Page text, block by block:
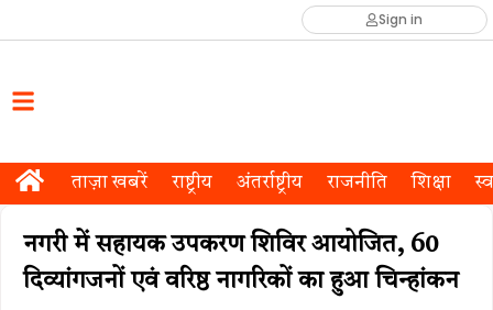
Sign in
ताज़ा खबरें राष्ट्रीय अंतर्राष्ट्रीय राजनीति शिक्षा
नगरी में सहायक उपकरण शिविर आयोजित, 60
दिव्यांगजनों एवं वरिष्ठ नागरिकों का हुआ चिन्हांकन